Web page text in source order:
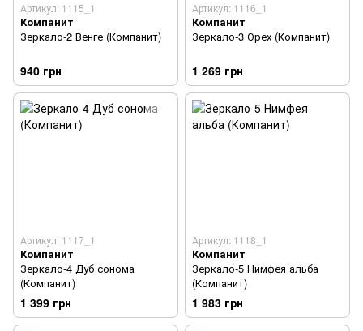
Артикул: 1115_1
Компанит
Зеркало-2 Венге (Компанит)
940 грн
Артикул: 1116_1
Компанит
Зеркало-3 Орех (Компанит)
1 269 грн
Артикул: 1117_1
Компанит
Зеркало-4 Дуб сонома
(Компанит)
1 399 грн
Артикул: 1118_1
Компанит
Зеркало-5 Нимфея альба
(Компанит)
1 983 грн